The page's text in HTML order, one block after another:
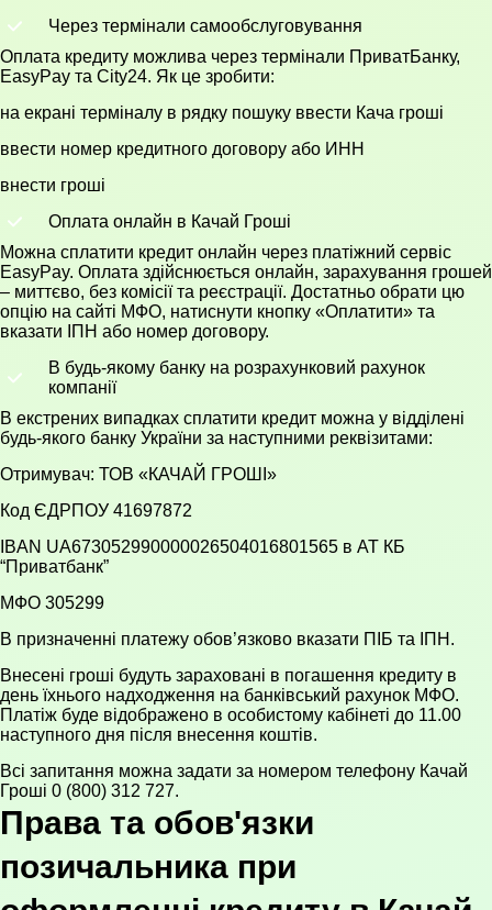
Через термінали самообслуговування
Оплата кредиту можлива через термінали ПриватБанку,
EasyPay та City24. Як це зробити:
на екрані терміналу в рядку пошуку ввести Кача гроші
ввести номер кредитного договору або ИНН
внести гроші
Оплата онлайн в Качай Гроші
Можна сплатити кредит онлайн через платіжний сервіс
EasyPay. Оплата здійснюється онлайн, зарахування грошей
– миттєво, без комісії та реєстрації. Достатньо обрати цю
опцію на сайті МФО, натиснути кнопку «Оплатити» та
вказати ІПН або номер договору.
В будь-якому банку на розрахунковий рахунок
компанії
В екстрених випадках сплатити кредит можна у відділені
будь-якого банку України за наступними реквізитами:
Отримувач: ТОВ «КАЧАЙ ГРОШІ»
Код ЄДРПОУ 41697872
IBAN UA673052990000026504016801565 в АТ КБ
“Приватбанк”
МФО 305299
В призначенні платежу обов’язково вказати ПІБ та ІПН.
Внесені гроші будуть зараховані в погашення кредиту в
день їхнього надходження на банківський рахунок МФО.
Платіж буде відображено в особистому кабінеті до 11.00
наступного дня після внесення коштів.
Всі запитання можна задати за номером телефону Качай
Гроші 0 (800) 312 727.
Права та обов'язки
позичальника при